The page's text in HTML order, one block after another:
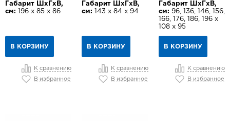
Габарит ШхГхВ,
см: 196 х 85 х 86
В КОРЗИНУ
К сравнению
В избранное
Габарит ШхГхВ,
см:
143 х 84 х 94
В КОРЗИНУ
К сравнению
В избранное
Габарит ШхГхВ,
см: 96, 136, 146, 156,
166, 176, 186, 196 х
108 х 95
В КОРЗИНУ
К сравнению
В избранное